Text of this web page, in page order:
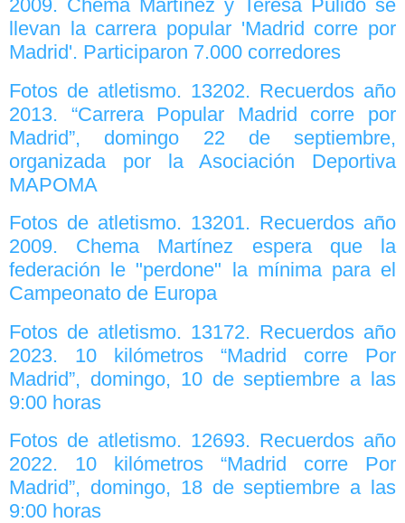
2009. Chema Martínez y Teresa Pulido se
llevan la carrera popular 'Madrid corre por
Madrid'. Participaron 7.000 corredores
Fotos de atletismo. 13202. Recuerdos año
2013. “Carrera Popular Madrid corre por
Madrid”, domingo 22 de septiembre,
organizada por la Asociación Deportiva
MAPOMA
Fotos de atletismo. 13201. Recuerdos año
2009. Chema Martínez espera que la
federación le "perdone" la mínima para el
Campeonato de Europa
Fotos de atletismo. 13172. Recuerdos año
2023. 10 kilómetros “Madrid corre Por
Madrid”, domingo, 10 de septiembre a las
9:00 horas
Fotos de atletismo. 12693. Recuerdos año
2022. 10 kilómetros “Madrid corre Por
Madrid”, domingo, 18 de septiembre a las
9:00 horas